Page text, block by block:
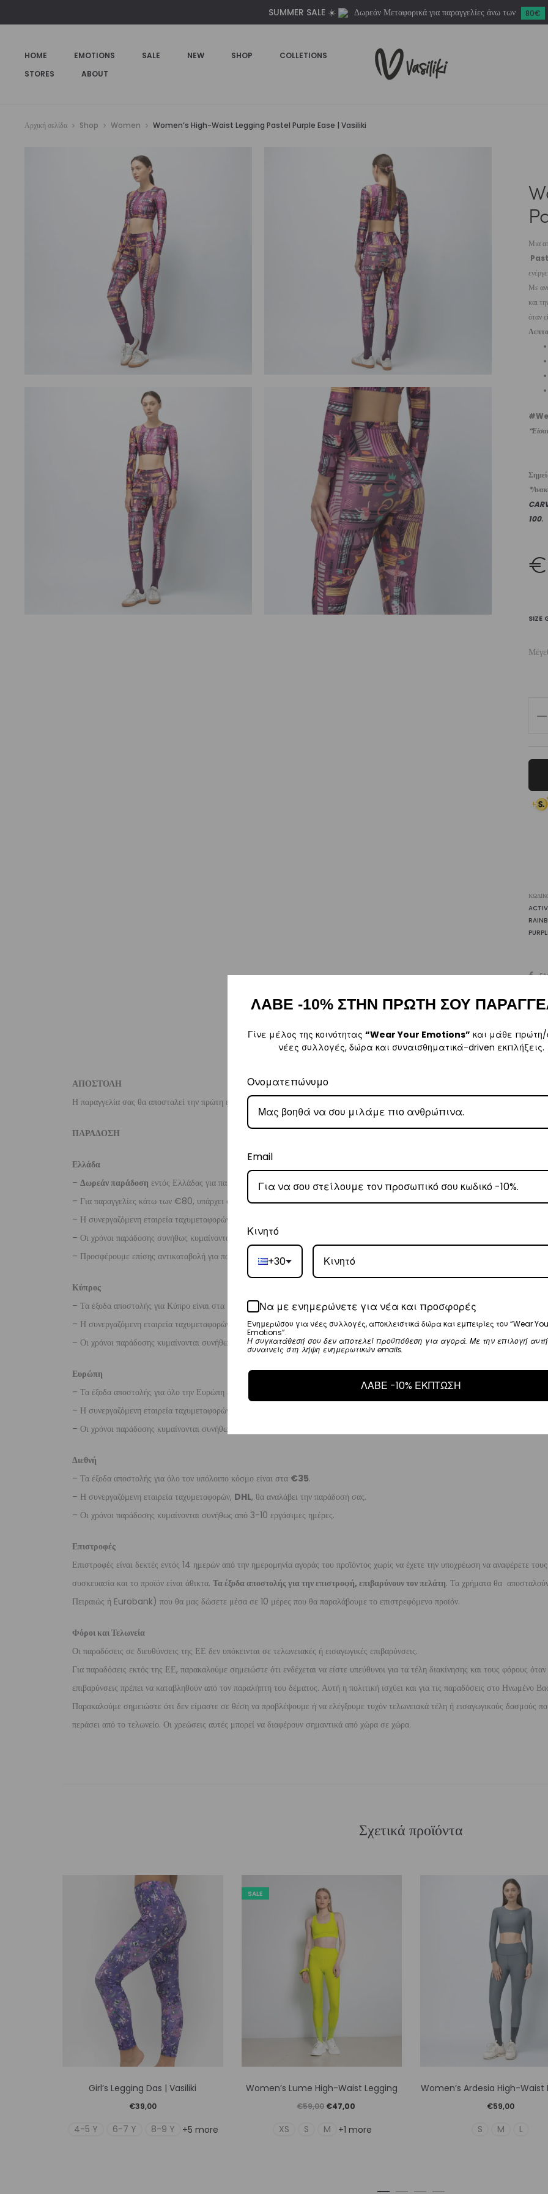
SUMMER SALE ☀️ Δωρεάν Μεταφορικά για παραγγελίες άνω των 80€
HOME EMOTIONS SALE NEW SHOP
COLLETIONS
STORES
ABOUT
Αρχική σελίδα Shop Women Women’s High-Waist Legging Pastel Purple Ease | Vasiliki
Μια
Με
και
όταν
100.
€
SIZE
Ease
SHARE
Αξιολογήσεις
ΑΠΟΣΤΟΛΗ
Η παραγγελία σας θα αποσταλεί την πρώτη εργάσιμη ημέρα μετά την αγορά σας. M: (+30)
ΠΑΡΑΔΟΣΗ
Ελλάδα
– Δωρεάν παράδοση εντός Ελλάδας για παραγγελίεςάνω των 80€.
– Για παραγγελίες κάτω των €80, υπάρχει σταθερή χρέωση εξόδων αποστολής στα€3.
– Η συνεργαζόμενη εταιρεία ταχυμεταφορών,
– Οι χρόνοι παράδοσης συνήθως κυμαίνονται από 1-3 εργάσιμες ημέρες.
– Προσφέρουμε επίσης αντικαταβολή για παραγγελίες σε όλη την Ελλάδα με extra χρέωση €2.
Κύπρος
– Τα έξοδα αποστολής για Κύπρο είναι στα
– Η συνεργαζόμενη εταιρεία ταχυμεταφορών,
Aramex, θα αναλάβει την παράδοσή σας.
– Οι χρόνοι παράδοσης κυμαίνονται συνήθως από 2-7 εργάσιμες ημέρες.
Ευρώπη
– Τα έξοδα αποστολής για όλο την Ευρώπη είναι στα
– Η συνεργαζόμενη εταιρεία ταχυμεταφορών,
– Οι χρόνοι παράδοσης κυμαίνονται συνήθως από 3-8 εργάσιμες ημέρες.
Διεθνή
– Τα έξοδα αποστολής για όλο τον υπόλοιπο κόσμο είναι στα €35.
– Η συνεργαζόμενη εταιρεία ταχυμεταφορών, DHL, θα αναλάβει την παράδοσή σας.
– Οι χρόνοι παράδοσης κυμαίνονται συνήθως από 3-10 εργάσιμες ημέρες.
Επιστροφές
Επιστροφές είναι δεκτές εντός 14 ημερών από την ημερομηνία αγοράς του προϊόντος χωρίς να έχετε την υποχρέωση να αναφέρετε
συσκευασία και το προϊόν είναι άθικτα. Τα έξοδα αποστολής για την επιστροφή, επιβαρύνουν τον πελάτη. Τα χρήματα θα
Πειραιώς ή Eurobank) που θα μας δώσετε μέσα σε 10 μέρες που θα παραλάβουμε το επιστρεφόμενο προϊόν.
Φόροι και Τελωνεία
Οι παραδόσεις σε διευθύνσεις της ΕΕ δεν υπόκεινται σε τελωνειακές ή εισαγωγικές επιβαρύνσεις.
Για παραδόσεις εκτός της ΕΕ, παρακαλούμε σημειώστε ότι ενδέχεται να είστε υπεύθυνοι για τα τέλη διακίνησης και τους φόρους
επιβαρύνσεις πρέπει να καταβληθούν από τον παραλήπτη του δέματος. Αυτή η πολιτική ισχύει και για τις παραδόσεις στο Ηνωμένο
Παρακαλούμε σημειώστε ότι δεν είμαστε σε θέση να προβλέψουμε ή να ελέγξουμε τυχόν τελωνειακά τέλη ή εισαγωγικούς δασμούς
περάσει από το τελωνείο. Οι χρεώσεις αυτές μπορεί να διαφέρουν σημαντικά από χώρα σε χώρα.
Purple
Σχετικά προϊόντα
το
έχει
Girl’s Legging Das | Vasiliki
€39,00
4-5 Y 6-7 Y 8-9 Y +5 more
SALE
το
προϊόν
έχει
Women’s Lume High-Waist Legging
€59,00 Original
price
€47,00
XS S M +1 more
το
έχει
Women’s Ardesia High-Waist
€59,00
S M L
ΛΑΒΕ -10% ΣΤΗΝ ΠΡΩΤΗ ΣΟΥ
Γίνε μέλος της κοινότητας “Wear Your Emotions” και μάθε πρώτη/
νέες συλλογές, δώρα και συναισθηματικά-driven εκπλήξεις.
Ονοματεπώνυμο
Email
Κινητό
+30
Να με ενημερώνετε για νέα και προσφορές
Ενημερώσου για νέες συλλογές, αποκλειστικά δώρα και εμπειρίες του “Wear
Emotions”.
Η συγκατάθεσή σου δεν αποτελεί προϋπόθεση για αγορά. Με την επιλογή αυτή
συναινείς στη λήψη ενημερωτικών emails.
ΛΑΒΕ -10% ΕΚΠΤΩΣΗ